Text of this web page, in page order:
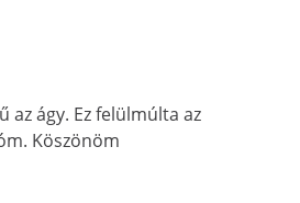
az ágy. Ez felülmúlta az
Köszönöm